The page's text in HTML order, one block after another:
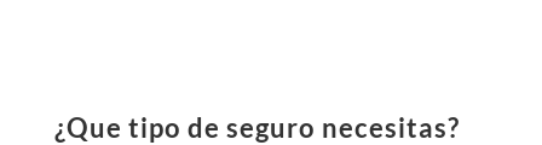
¿Que tipo de seguro necesitas?